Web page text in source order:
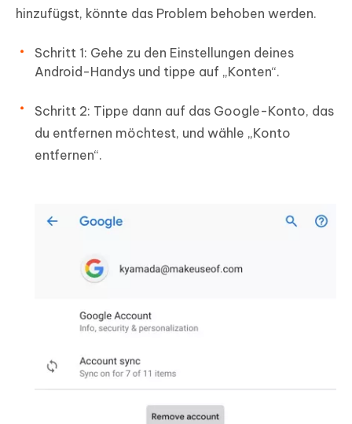
hinzufügst, könnte das Problem behoben werden.
Schritt 1: Gehe zu den Einstellungen deines
Android-Handys und tippe auf „Konten“.
Schritt 2: Tippe dann auf das Google-Konto, das
du entfernen möchtest, und wähle „Konto
entfernen“.